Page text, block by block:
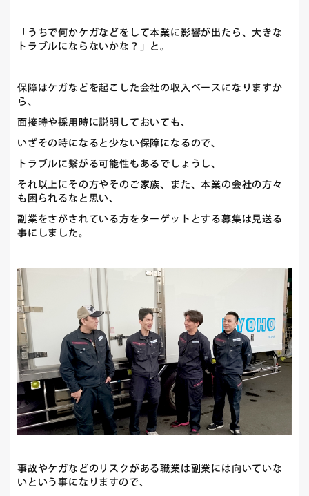
「うちで何かケガなどをして本業に影響が出たら、大きな
トラブルにならないかな？」と。
保障はケガなどを起こした会社の収入ベースになりますか
ら、
面接時や採用時に説明しておいても、
いざその時になると少ない保障になるので、
トラブルに繋がる可能性もあるでしょうし、
それ以上にその方やそのご家族、また、本業の会社の方々
も困られるなと思い、
副業をさがされている方をターゲットとする募集は見送る
事にしました。
事故やケガなどのリスクがある職業は副業には向いていな
いという事になりますので、